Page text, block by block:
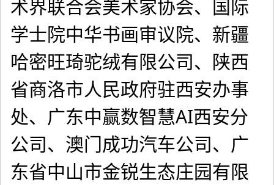
术界联合会美术家协会、国际
学士院中华书画审议院、新疆
哈密旺琦驼绒有限公司、陕西
省商洛市人民政府驻西安办事
处、广东中赢数智慧AI西安分
公司、澳门成功汽车公司、广
东省中山市金锐生态庄园有限